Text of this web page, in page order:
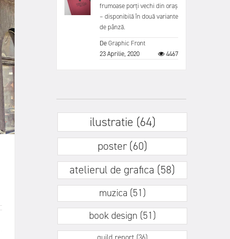
frumoase porți vechi din oraș
– disponibilă în două variante
de pânză.
DeGraphic Front
23 Aprilie, 2020
4467
ilustratie (64)
poster (60)
atelierul de grafica (58)
muzica (51)
book design (51)